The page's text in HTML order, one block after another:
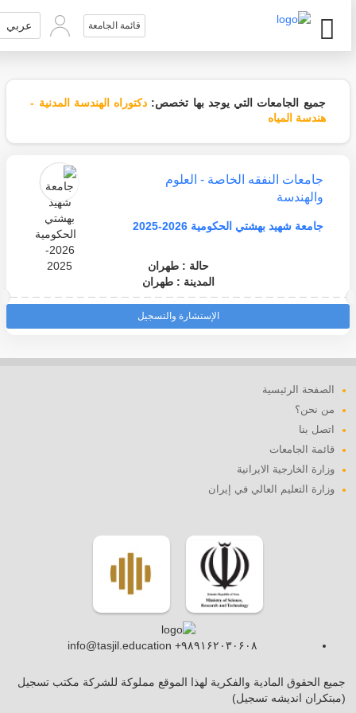
قائمة الجامعة عربي
جميع الجامعات التي يوجد بها تخصص:دكتوراه الهندسة المدنية -
هندسة المياه
جامعات النفقه الخاصة - العلوم
والهندسة
جامعة شهيد بهشتي الحكومية 2026-2025
حالة : طهران
المدينة : طهران
الإستشارة والتسجيل
الصفحة الرئيسية
من نحن؟
اتصل بنا
قائمة الجامعات
وزارة الخارجية الايرانية
وزارة التعليم العالي في إيران
info@tasjil.education +۹۸۹۱۶۲۰۳۰۶۰۸
جميع الحقوق المادية والفكرية لهذا الموقع مملوكة للشركة مكتب تسجيل
(مبتکران اندیشه تسجیل)